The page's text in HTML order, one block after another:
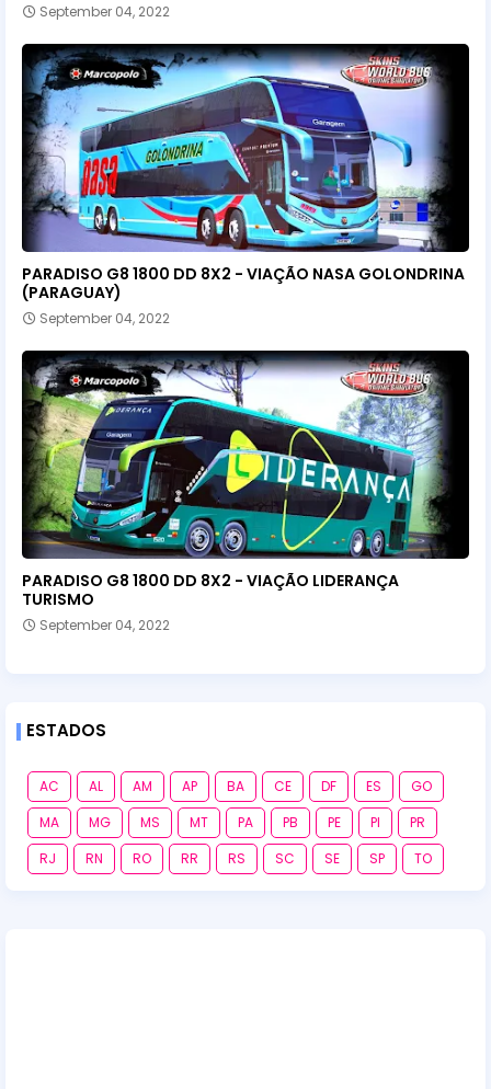
September 04, 2022
PARADISO G8 1800 DD 8X2 - VIAÇÃO NASA GOLONDRINA
(PARAGUAY)
September 04, 2022
PARADISO G8 1800 DD 8X2 - VIAÇÃO LIDERANÇA
TURISMO
September 04, 2022
ESTADOS
AC AL AM AP BA CE DF ES
GO
MA
MG MS MT PA PB PE PI
PR
RJ
RN RO RR RS SC SE SP TO